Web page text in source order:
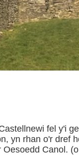
fel y'i
yn rhan o'r dref
Canol.